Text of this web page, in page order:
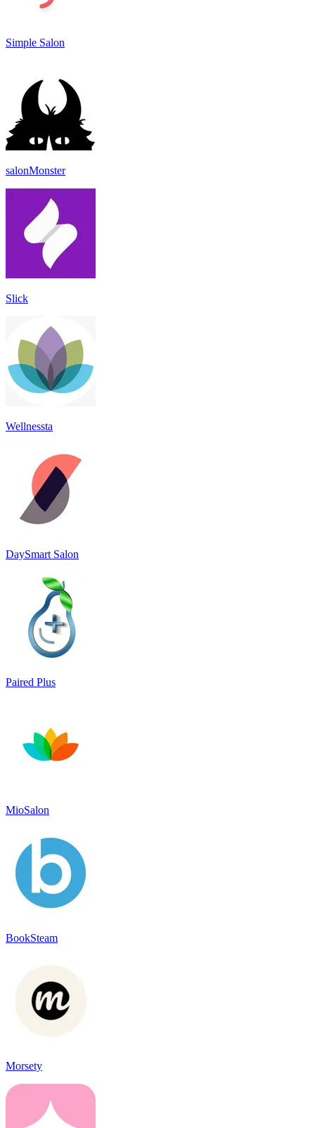
Simple Salon
salonMonster
Slick
Wellnessta
DaySmart Salon
Paired Plus
MioSalon
BookSteam
Morsety